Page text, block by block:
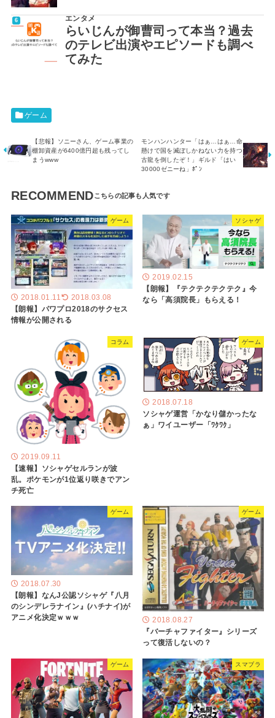
エンタメ
らいじんが御曹司って本当？過去
のテレビ出演やエピソードも調べ
てみた
ゲーム
【悲報】ソニーさん、ゲーム事業の
棚卸資産が6400億円超も残ってし
まうwww
モンハンハンター「はぁ…はぁ…命
懸けで国を滅ぼしかねない力を持つ
古龍を倒したぞ！」ギルド「はい
30000ゼニーね」ﾎﾟﾝ
RECOMMEND
ゲーム
2018.01.11 2018.03.08
【朗報】パワプロ2018のサクセス
情報が公開される
ソシャゲ
2019.02.15
【朗報】『テクテクテクテク』今
なら「高須院長」もらえる！
コラム
2019.09.11
【速報】ソシャゲセルランが波
乱。ポケモンが1位返り咲きでアン
チ死亡
ゲーム
2018.07.18
ソシャゲ運営「かなり儲かったな
ぁ」ワイユーザー「ﾜｸﾜｸ」
ゲーム
2018.07.30
【朗報】なんJ公認ソシャゲ『八月
のシンデレラナイン』(ハチナイ)が
アニメ化決定ｗｗｗ
ゲーム
2018.08.27
『バーチャファイター』シリーズ
って復活しないの？
ゲーム スマブラ